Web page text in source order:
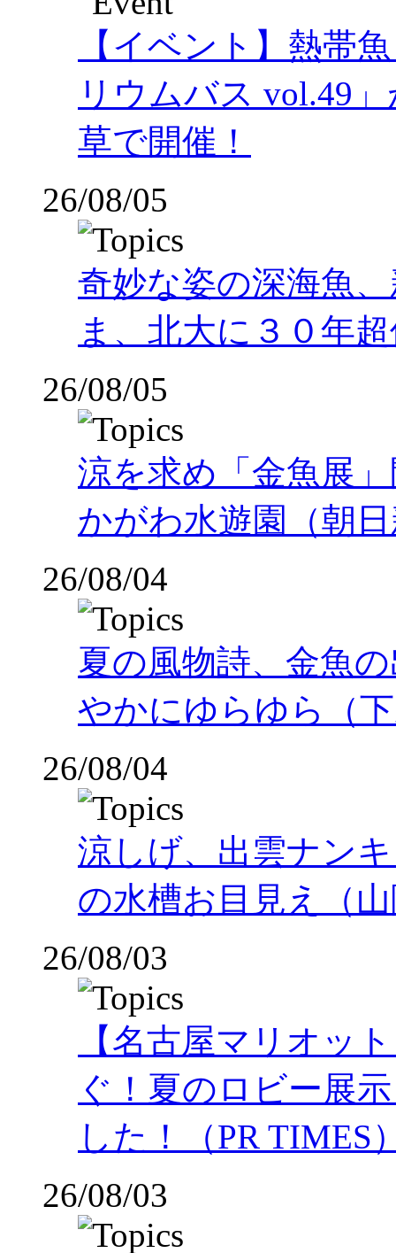
【イベント】熱帯
リウムバス vol.49
草で開催！
26/08/05
奇妙な姿の深海魚
ま、北大に３０年
26/08/05
涼を求め「金魚展
かがわ水遊園（朝
26/08/04
夏の風物詩、金魚
やかにゆらゆら（
26/08/04
涼しげ、出雲ナン
の水槽お目見え（
26/08/03
【名古屋マリオッ
ぐ！夏のロビー展
した！（PR TIMES
26/08/03